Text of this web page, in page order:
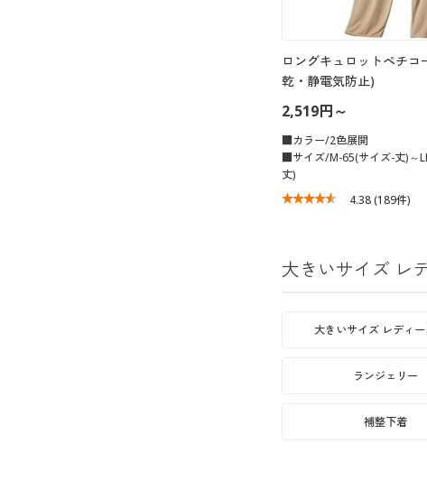
ロングキュロットペチコ
乾・静電気防止)
2,519円～
■カラー/2色展開
■サイズ/M-65(サイズ-丈)～
丈)
4.38(189件)
大きいサイズ レ
大きいサイズ レディ
ランジェリー
補整下着